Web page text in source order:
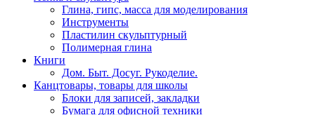
Глина, гипс, масса для моделирования
Инструменты
Пластилин скульптурный
Полимерная глина
Книги
Дом. Быт. Досуг. Рукоделие.
Канцтовары, товары для школы
Блоки для записей, закладки
Бумага для офисной техники